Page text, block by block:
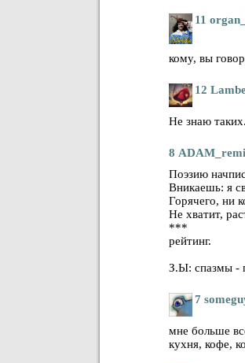
11
кому, вы
12
Не знаю
8
Поэзию
Вникаешь: я
Горячего, ни
Не хватит,
***
рейтинг.
З.Ы: спазмы -
7
мне больше
кухня, кофе,